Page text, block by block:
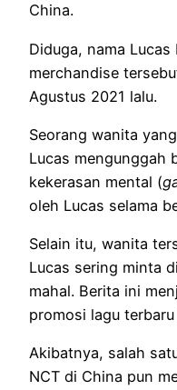
China.
Diduga, nama
merchandise
Agustus 2021 lalu.
Seorang wanita
Lucas mengunggah
kekerasan mental (
oleh Lucas selama
Selain itu, wanita
Lucas sering minta
mahal. Berita ini
promosi lagu
Akibatnya, salah
NCT di China pun